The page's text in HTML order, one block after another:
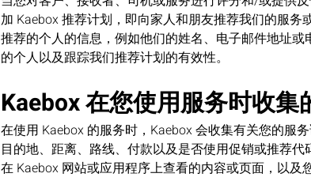
加 Kaebox 推荐计划，即向家人和朋友推荐我们的服
推荐的个人的信息，例如他们的姓名、电子邮件地址
的个人以及跟踪我们推荐计划的有效性。
Kaebox 在您使用服务时收集
在使用 Kaebox 的服务时，Kaebox 会收集有关您的服
目的地、距离、路线、付款以及是否使用促销或推荐
在 Kaebox 网站或应用程序上查看的内容或页面，以及